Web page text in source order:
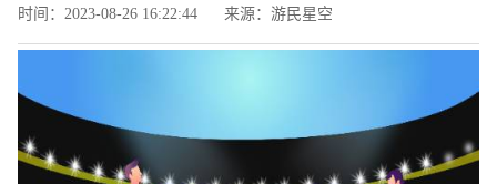
时间：2023-08-26 16:22:44 来源：游民星空